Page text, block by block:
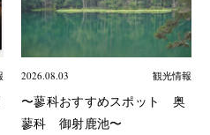
2026.08.03 観光情報
〜蓼科おすすめスポット 奥
蓼科 御射鹿池〜